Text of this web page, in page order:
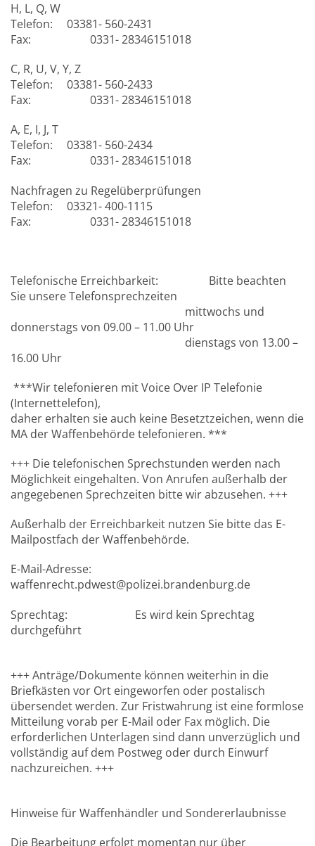
H, L, Q, W
Telefon: 03381- 560-2431
Fax: 0331- 28346151018
C, R, U, V, Y, Z
Telefon: 03381- 560-2433
Fax: 0331- 28346151018
A, E, I, J, T
Telefon: 03381- 560-2434
Fax: 0331- 28346151018
Nachfragen zu Regelüberprüfungen
Telefon: 03321- 400-1115
Fax: 0331- 28346151018
Telefonische Erreichbarkeit: Bitte beachten
Sie unsere Telefonsprechzeiten
mittwochs und
donnerstags von 09.00 – 11.00 Uhr
dienstags von 13.00 –
16.00 Uhr
***Wir telefonieren mit Voice Over IP Telefonie
(Internettelefon),
daher erhalten sie auch keine Besetztzeichen, wenn die
MA der Waffenbehörde telefonieren. ***
+++ Die telefonischen Sprechstunden werden nach
Möglichkeit eingehalten. Von Anrufen außerhalb der
angegebenen Sprechzeiten bitte wir abzusehen. +++
Außerhalb der Erreichbarkeit nutzen Sie bitte das E-
Mailpostfach der Waffenbehörde.
E-Mail-Adresse:
waffenrecht.pdwest@polizei.brandenburg.de
Sprechtag: Es wird kein Sprechtag
durchgeführt
+++ Anträge/Dokumente können weiterhin in die
Briefkästen vor Ort eingeworfen oder postalisch
übersendet werden. Zur Fristwahrung ist eine formlose
Mitteilung vorab per E-Mail oder Fax möglich. Die
erforderlichen Unterlagen sind dann unverzüglich und
vollständig auf dem Postweg oder durch Einwurf
nachzureichen. +++
Hinweise für Waffenhändler und Sondererlaubnisse
Die Bearbeitung erfolgt momentan nur über